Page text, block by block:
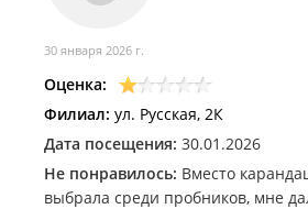
30 января 2026 г.
Оценка:
Филиал: ул. Русская, 2К
Дата посещения: 30.01.2026
Не понравилось: Вместо
выбрала среди пробников, мне